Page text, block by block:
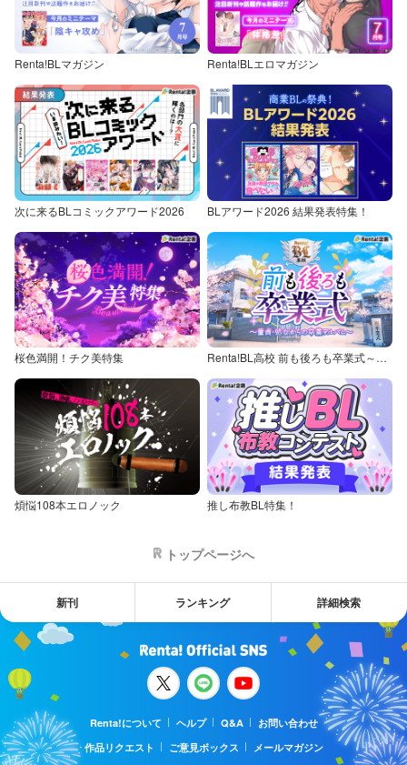
Renta!BLマガジン Renta!BLエロマガジン
次に来るBLコミックアワード2026 BLアワード2026 結果発表特集！
桜色満開！チク美特集 Renta!BL高校 前も後ろも卒業式～童貞・処女からの卒業アルバム～
煩悩108本エロノック 推し布教BL特集！
トップページへ
新刊 ランキング 詳細検索
Renta!について ヘルプ Q&A
お問い合わせ
作品リクエスト
ご意見ボックス
メールマガジン